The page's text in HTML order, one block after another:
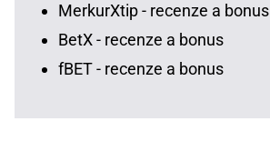
MerkurXtip - recenze a bonus
BetX - recenze a bonus
fBET - recenze a bonus